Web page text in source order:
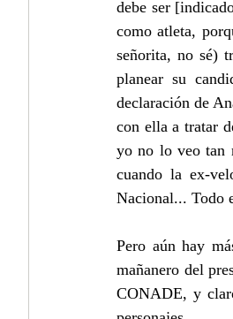
debe ser
como atleta,
señorita, no sé)
planear su
declaración de
con ella a tratar
yo no lo veo tan
cuando la ex-
Nacional... Todo
Pero aún hay
mañanero del
CONADE, y